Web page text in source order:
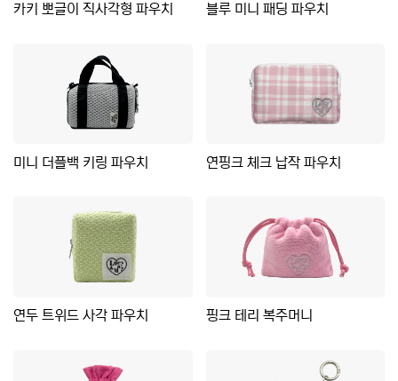
카키 뽀글이 직사각형 파우치 블루 미니 패딩 파우치
미니 더플백 키링 파우치 연핑크 체크 납작 파우치
연두 트위드 사각 파우치 핑크 테리 복주머니